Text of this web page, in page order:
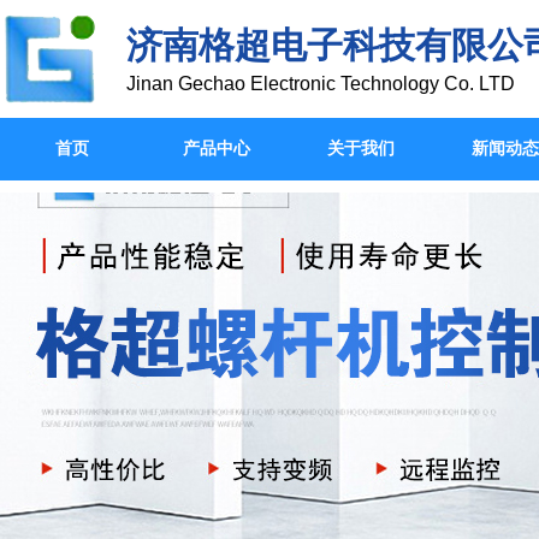
济南格超电子科技有限公
Jinan Gechao Electronic Technology Co. LTD
首页 产品中心 关于我们 新闻动态